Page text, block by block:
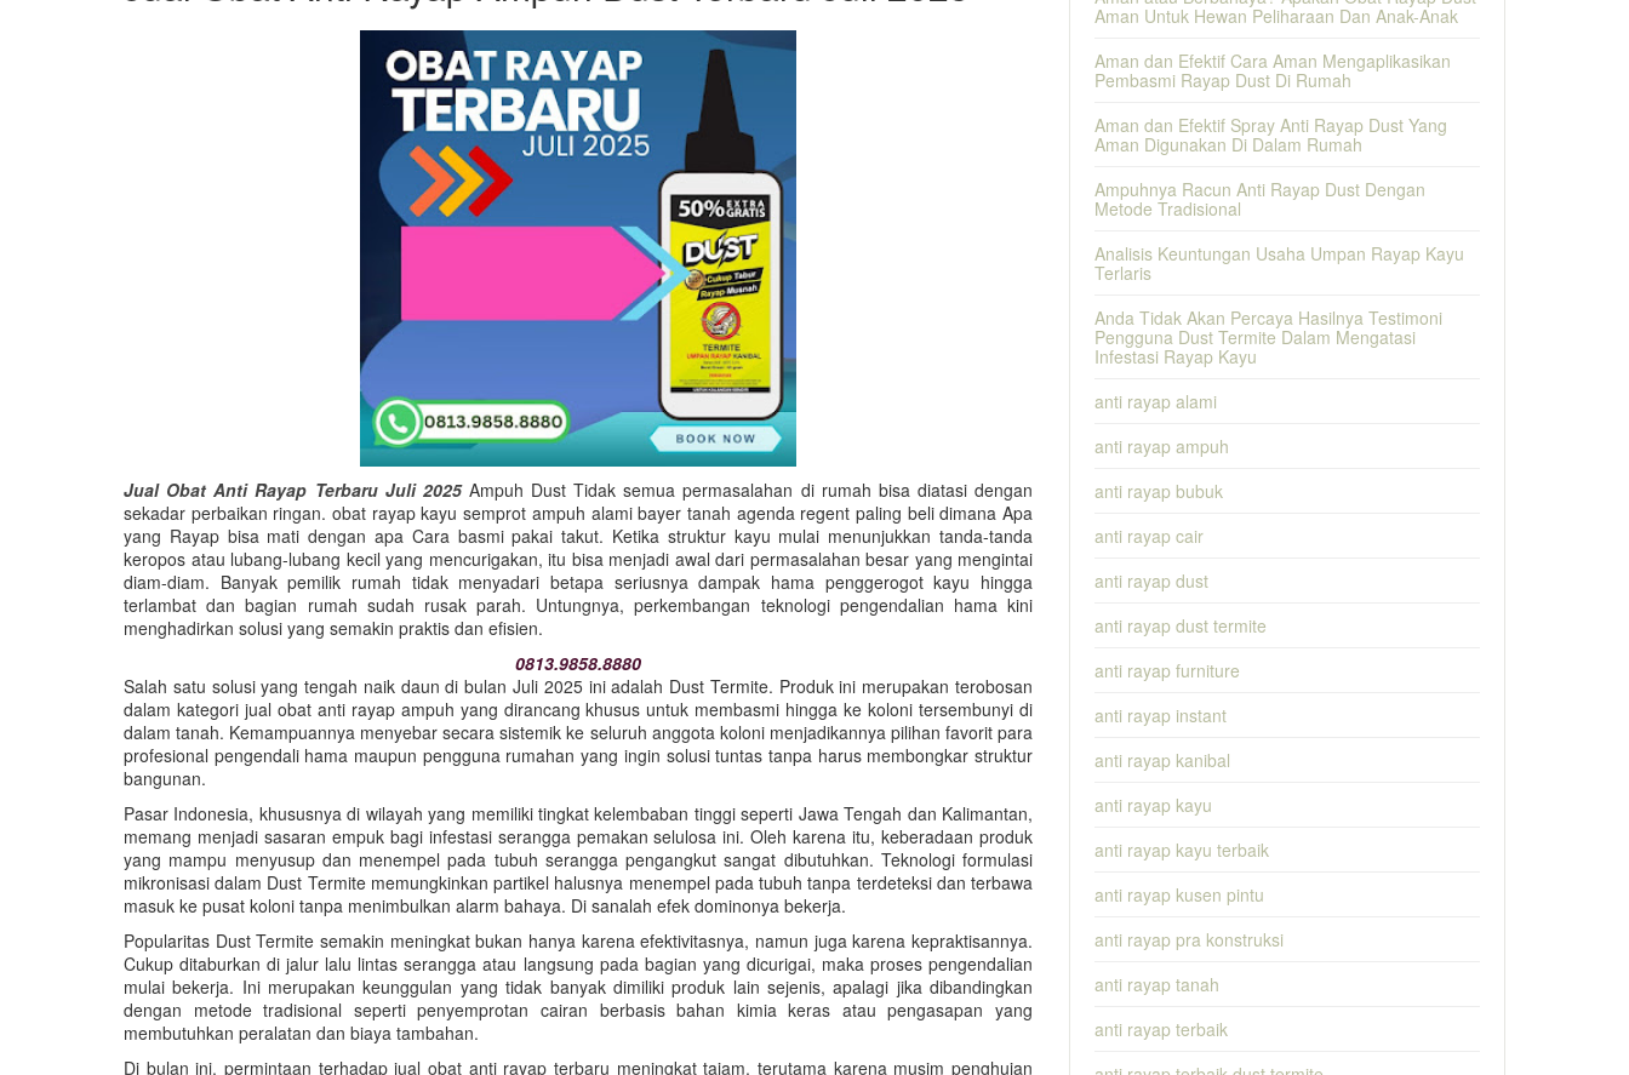
Jual Obat Anti Rayap Terbaru Juli 2025Ampuh Dust Tidak semua permasalahan di rumah bisa diatasi dengan
sekadar perbaikan ringan. obat rayap kayu semprot ampuh alami bayer tanah agenda regent paling beli dimana Apa
yang Rayap bisa mati dengan apa Cara basmi pakai takut. Ketika struktur kayu mulai menunjukkan tanda-tanda
keropos atau lubang-lubang kecil yang mencurigakan, itu bisa menjadi awal dari permasalahan besar yang mengintai
diam-diam. Banyak pemilik rumah tidak menyadari betapa seriusnya dampak hama penggerogot kayu hingga
terlambat dan bagian rumah sudah rusak parah. Untungnya, perkembangan teknologi pengendalian hama kini
menghadirkan solusi yang semakin praktis dan efisien.
0813.9858.8880
Salah satu solusi yang tengah naik daun di bulan Juli 2025 ini adalah Dust Termite. Produk ini merupakan terobosan
dalam kategori jual obat anti rayap ampuh yang dirancang khusus untuk membasmi hingga ke koloni tersembunyi di
dalam tanah. Kemampuannya menyebar secara sistemik ke seluruh anggota koloni menjadikannya pilihan favorit para
profesional pengendali hama maupun pengguna rumahan yang ingin solusi tuntas tanpa harus membongkar struktur
bangunan.
Pasar Indonesia, khususnya di wilayah yang memiliki tingkat kelembaban tinggi seperti Jawa Tengah dan Kalimantan,
memang menjadi sasaran empuk bagi infestasi serangga pemakan selulosa ini. Oleh karena itu, keberadaan produk
yang mampu menyusup dan menempel pada tubuh serangga pengangkut sangat dibutuhkan. Teknologi formulasi
mikronisasi dalam Dust Termite memungkinkan partikel halusnya menempel pada tubuh tanpa terdeteksi dan terbawa
masuk ke pusat koloni tanpa menimbulkan alarm bahaya. Di sanalah efek dominonya bekerja.
Popularitas Dust Termite semakin meningkat bukan hanya karena efektivitasnya, namun juga karena kepraktisannya.
Cukup ditaburkan di jalur lalu lintas serangga atau langsung pada bagian yang dicurigai, maka proses pengendalian
mulai bekerja. Ini merupakan keunggulan yang tidak banyak dimiliki produk lain sejenis, apalagi jika dibandingkan
dengan metode tradisional seperti penyemprotan cairan berbasis bahan kimia keras atau pengasapan yang
membutuhkan peralatan dan biaya tambahan.
Di bulan ini, permintaan terhadap jual obat anti rayap terbaru meningkat tajam, terutama karena musim penghujan
Aman Untuk Hewan Peliharaan Dan Anak-Anak
Aman dan Efektif Cara Aman Mengaplikasikan
Pembasmi Rayap Dust Di Rumah
Aman dan Efektif Spray Anti Rayap Dust Yang
Aman Digunakan Di Dalam Rumah
Ampuhnya Racun Anti Rayap Dust Dengan
Metode Tradisional
Analisis Keuntungan Usaha Umpan Rayap Kayu
Terlaris
Anda Tidak Akan Percaya Hasilnya Testimoni
Pengguna Dust Termite Dalam Mengatasi
Infestasi Rayap Kayu
anti rayap alami
anti rayap ampuh
anti rayap bubuk
anti rayap cair
anti rayap dust
anti rayap dust termite
anti rayap furniture
anti rayap instant
anti rayap kanibal
anti rayap kayu
anti rayap kayu terbaik
anti rayap kusen pintu
anti rayap pra konstruksi
anti rayap tanah
anti rayap terbaik